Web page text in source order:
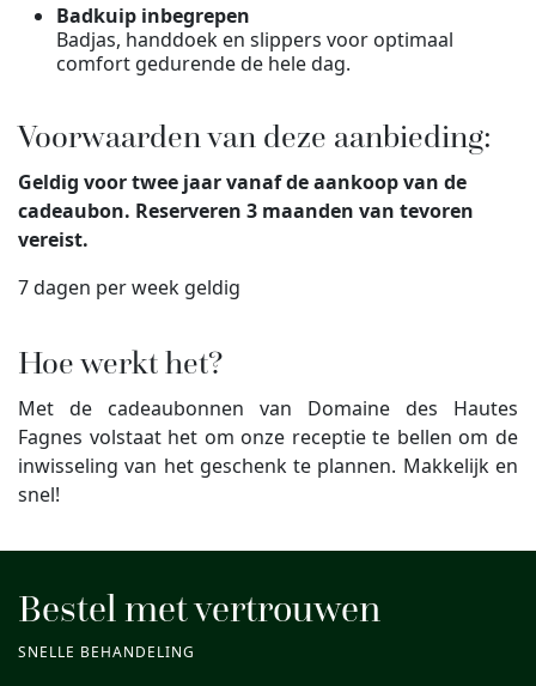
Badkuip inbegrepen
Badjas, handdoek en slippers voor optimaal
comfort gedurende de hele dag.
Voorwaarden van deze aanbieding:
Geldig voor twee jaar vanaf de aankoop van de
cadeaubon. Reserveren 3 maanden van tevoren
vereist.
7 dagen per week geldig
Hoe werkt het?
Met de cadeaubonnen van Domaine des Hautes
Fagnes volstaat het om onze receptie te bellen om de
inwisseling van het geschenk te plannen. Makkelijk en
snel!
Bestel met vertrouwen
SNELLE BEHANDELING